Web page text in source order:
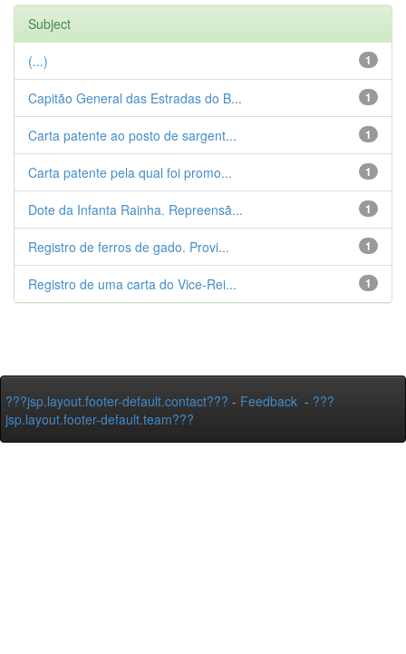
Subject
1
(...)
1
Capitão General das Estradas do B...
1
Carta patente ao posto de sargent...
1
Carta patente pela qual foi promo...
1
Dote da Infanta Rainha. Repreensã...
1
Registro de ferros de gado. Provi...
1
Registro de uma carta do Vice-Rei...
???jsp.layout.footer-default.contact??? - Feedback - ???
jsp.layout.footer-default.team???